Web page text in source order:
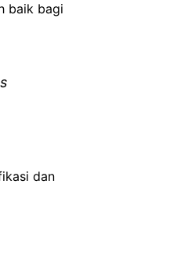
baik bagi
dan